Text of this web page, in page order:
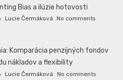
Bias a ilúzie hotovosti
Lucie Čermáková No comments
Komparácia penzijných fondov
nákladov a flexibility
Lucie Čermáková No comments